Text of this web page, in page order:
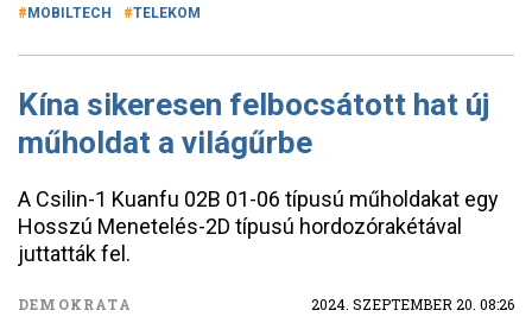
MOBILTECH TELEKOM
Kína sikeresen felbocsátott hat új
műholdat a világűrbe
A Csilin-1 Kuanfu 02B 01-06 típusú műholdakat egy
Hosszú Menetelés-2D típusú hordozórakétával
juttatták fel.
DEMOKRATA 2024. SZEPTEMBER 20. 08:26